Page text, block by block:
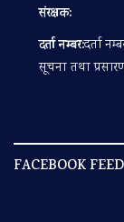
संरक्षक:
दर्ता नम्बर:दर्ता
सूचना तथा
FACEBOOK FEED